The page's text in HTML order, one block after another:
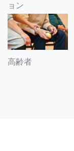
ョン
高齢者